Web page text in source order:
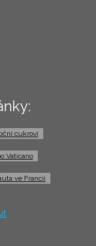
cukroví
Vaticano
ve Francii